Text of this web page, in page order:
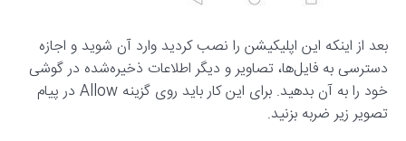
بعد از اینکه این اپلیکیشن را نصب کردید وارد آن شوید و اجازه
دسترسی به فایل‌ها، تصاویر و دیگر اطلاعات ذخیره‌شده در گوشی
خود را به آن بدهید. برای این کار باید روی گزینه Allow در پیام
تصویر زیر ضربه بزنید.